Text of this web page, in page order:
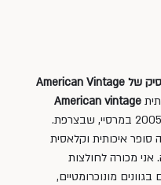
American vintage
נוסדה בשנת 2005 במרסיי, שבצרפת.
סופר איכותית וקלאסית
מכורה לחולצות
מונוכרומטיים,